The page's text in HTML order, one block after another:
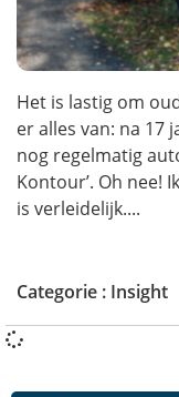
Het is lastig om
er alles van: na 17
nog regelmatig
Kontour’. Oh nee!
is verleidelijk....
Categorie : Insight